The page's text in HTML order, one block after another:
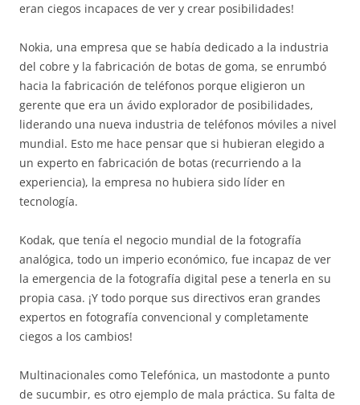
eran ciegos incapaces de ver y crear posibilidades!
Nokia, una empresa que se había dedicado a la industria
del cobre y la fabricación de botas de goma, se enrumbó
hacia la fabricación de teléfonos porque eligieron un
gerente que era un ávido explorador de posibilidades,
liderando una nueva industria de teléfonos móviles a nivel
mundial. Esto me hace pensar que si hubieran elegido a
un experto en fabricación de botas (recurriendo a la
experiencia), la empresa no hubiera sido líder en
tecnología.
Kodak, que tenía el negocio mundial de la fotografía
analógica, todo un imperio económico, fue incapaz de ver
la emergencia de la fotografía digital pese a tenerla en su
propia casa. ¡Y todo porque sus directivos eran grandes
expertos en fotografía convencional y completamente
ciegos a los cambios!
Multinacionales como Telefónica, un mastodonte a punto
de sucumbir, es otro ejemplo de mala práctica. Su falta de